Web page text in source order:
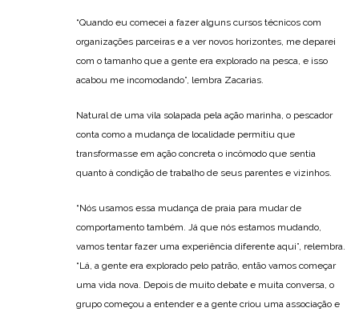
“Quando eu comecei a fazer alguns cursos técnicos com
organizações parceiras e a ver novos horizontes, me deparei
com o tamanho que a gente era explorado na pesca, e isso
acabou me incomodando”, lembra Zacarias.
Natural de uma vila solapada pela ação marinha, o pescador
conta como a mudança de localidade permitiu que
transformasse em ação concreta o incômodo que sentia
quanto à condição de trabalho de seus parentes e vizinhos.
“Nós usamos essa mudança de praia para mudar de
comportamento também. Já que nós estamos mudando,
vamos tentar fazer uma experiência diferente aqui”, relembra.
“Lá, a gente era explorado pelo patrão, então vamos começar
uma vida nova. Depois de muito debate e muita conversa, o
grupo começou a entender e a gente criou uma associação e